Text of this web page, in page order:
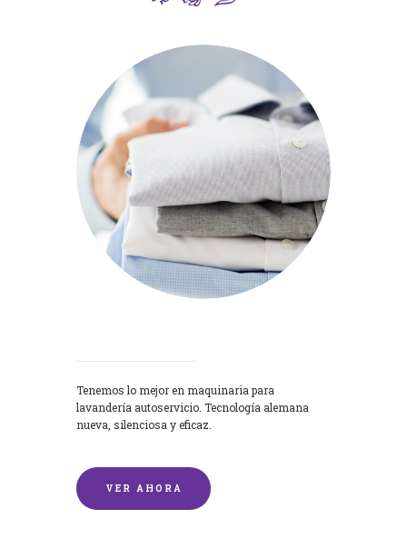
Tenemos lo mejor en maquinaria para
lavandería autoservicio. Tecnología alemana
nueva, silenciosa y eficaz.
VER AHORA